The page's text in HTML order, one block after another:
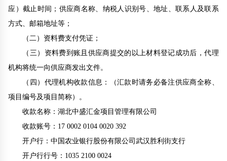
应）截止 时间；供应商名称、纳税人识别号、地址、联系人及联系
方式、邮箱地址等 ；
（二） 资料费支付凭证；
（三） 资料费到账且供应商提交的以上材料登记成功后，代理
机构将统一向供应商发出文件。
（四） 代理机构收款信息：（汇款时请务必备注供应商全称、
项目编号及项目简称）。
收款名称：湖北中盛汇金项目管理有限公司
收款账号：17 0002 0104 0020 392
开户行：中国农业银行股份有限公司武汉胜利街支行
开户行行号：1035 2100 0024